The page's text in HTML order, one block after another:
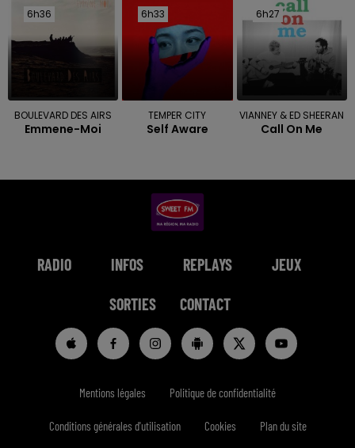
6h36
6h36
BOULEVARD DES AIRS
Emmene-Moi
6h33
6h33
TEMPER CITY
Self Aware
6h27
6h27
VIANNEY & ED SHEERAN
Call On Me
RADIO INFOS REPLAYS JEUX
SORTIES CONTACT
Mentions légales Politique de confidentialité
Conditions générales d'utilisation Cookies Plan du site